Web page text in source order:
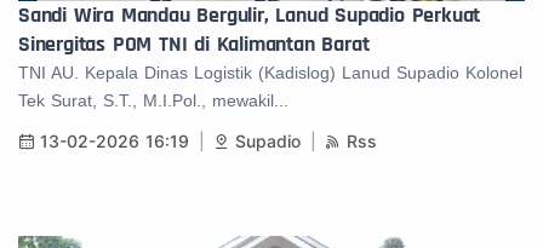
Sandi Wira Mandau Bergulir, Lanud Supadio Perkuat
Sinergitas POM TNI di Kalimantan Barat
TNI AU. Kepala Dinas Logistik (Kadislog) Lanud Supadio Kolonel
Tek Surat, S.T., M.I.Pol., mewakil...
13-02-2026 16:19 Supadio Rss